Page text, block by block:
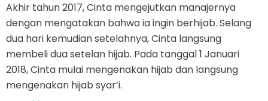
Akhir tahun 2017, Cinta mengejutkan manajernya
dengan mengatakan bahwa ia ingin berhijab. Selang
dua hari kemudian setelahnya, Cinta langsung
membeli dua setelan hijab. Pada tanggal 1 Januari
2018, Cinta mulai mengenakan hijab dan langsung
mengenakan hijab syar’i.